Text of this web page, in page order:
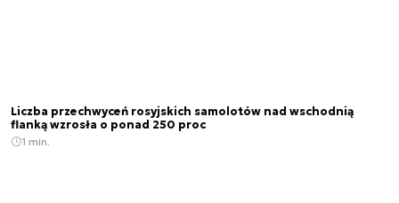
Liczba przechwyceń rosyjskich samolotów nad wschodnią
flanką wzrosła o ponad 250 proc
1 min.